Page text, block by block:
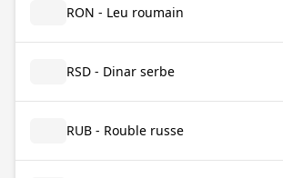
RON - Leu roumain
RSD - Dinar serbe
RUB - Rouble russe